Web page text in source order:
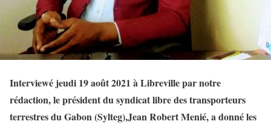
Interviewé jeudi 19 août 2021 à Libreville par notre
rédaction, le président du syndicat libre des transporteurs
terrestres du Gabon (Sylteg),Jean Robert Menié, a donné les